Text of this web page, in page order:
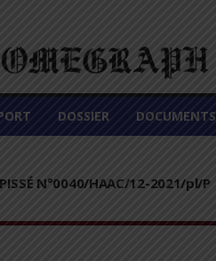
DOSSIER DOCUMENTS
N°0040/HAAC/12-2021/pl/P